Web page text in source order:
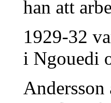
han att
1929-32
i Ngouedi